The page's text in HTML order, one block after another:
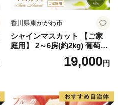
香川県東かがわ市
シャインマスカット 【ご家
庭用】 2～6房(約2kg) 葡萄 ぶ
どう ブドウ フルーツ 果物 く
だもの 果実 旬の果物 旬のフ
19,000円